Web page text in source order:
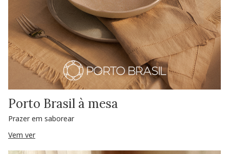
Porto Brasil à mesa
Prazer em saborear
Vem ver